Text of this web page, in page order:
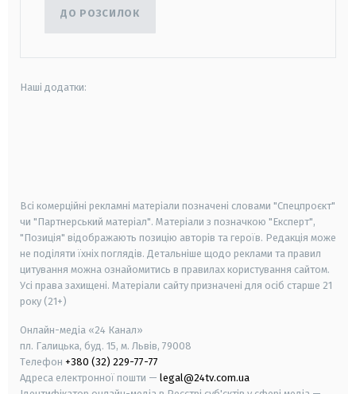
ДО РОЗСИЛОК
Наші додатки:
Всі комерційні рекламні матеріали позначені словами "Спецпроєкт"
чи "Партнерський матеріал". Матеріали з позначкою "Експерт",
"Позиція" відображають позицію авторів та героїв. Редакція може
не поділяти їхніх поглядів. Детальніше щодо реклами та правил
цитування можна ознайомитись в правилах користування сайтом.
Усі права захищені. Матеріали сайту призначені для осіб старше 21
року (21+)
Онлайн-медіа «24 Канал»
пл. Галицька, буд. 15, м. Львів, 79008
Телефон +380 (32) 229-77-77
Адреса електронної пошти — legal@24tv.com.ua